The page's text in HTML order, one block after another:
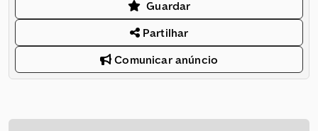
Guardar
Partilhar
Comunicar anúncio